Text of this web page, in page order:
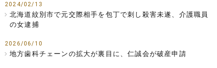
2024/02/13
北海道紋別市で元交際相手を包丁で刺し殺害未遂、介護職員
の女逮捕
2026/06/10
地方歯科チェーンの拡大が裏目に、仁誠会が破産申請